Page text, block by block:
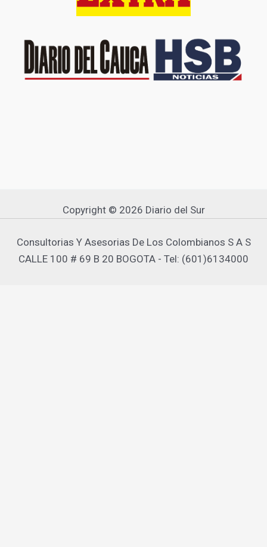
Copyright © 2026 Diario del Sur
Consultorias Y Asesorias De Los Colombianos S A S
CALLE 100 # 69 B 20 BOGOTA - Tel: (601)6134000